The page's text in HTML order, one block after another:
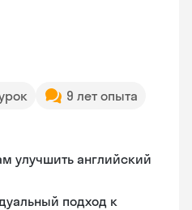
9 лет опыта
улучшить английский
подход к